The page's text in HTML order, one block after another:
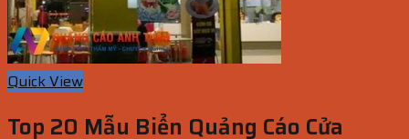
Quick View
Top 20 Mẫu Biển Quảng Cáo Cửa